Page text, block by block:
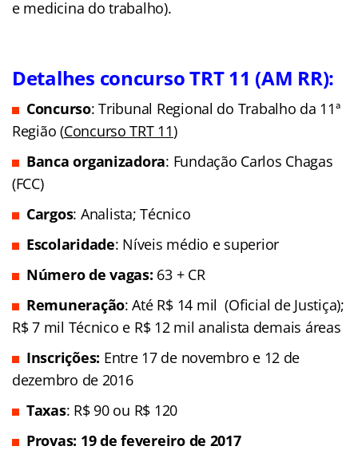
e medicina do trabalho).
Detalhes concurso TRT 11 (AM RR):
Concurso: Tribunal Regional do Trabalho da 11ª
Região (ConcursoTRT 11)
Banca organizadora: Fundação Carlos Chagas
(FCC)
Cargos: Analista; Técnico
Escolaridade: Níveis médio e superior
Número de vagas: 63 + CR
Remuneração: Até R$ 14 mil (Oficial de Justiça);
R$ 7 mil Técnico e R$ 12 mil analista demais áreas
Inscrições: Entre 17 de novembro e 12 de
dezembro de 2016
Taxas: R$ 90 ou R$ 120
Provas: 19 de fevereiro de 2017